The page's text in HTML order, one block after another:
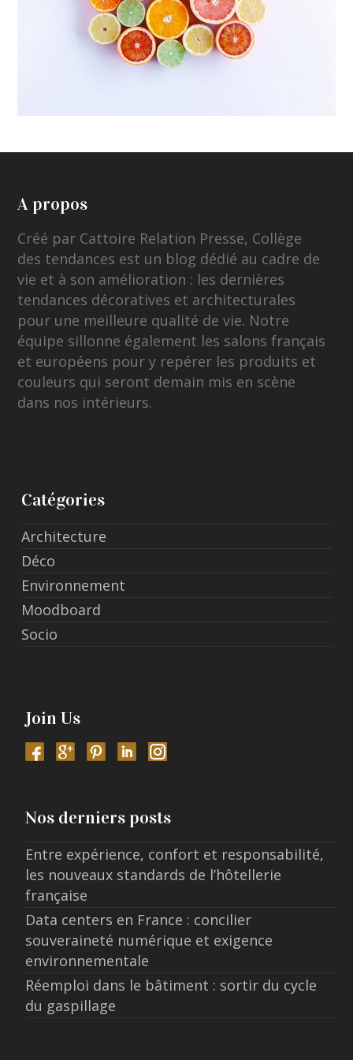
A propos
Créé par Cattoire Relation Presse, Collège
des tendances est un blog dédié au cadre de
vie et à son amélioration : les dernières
tendances décoratives et architecturales
pour une meilleure qualité de vie. Notre
équipe sillonne également les salons français
et européens pour y repérer les produits et
couleurs qui seront demain mis en scène
dans nos intérieurs.
Catégories
Architecture
Déco
Environnement
Moodboard
Socio
Join Us
Nos derniers posts
Entre expérience, confort et responsabilité,
les nouveaux standards de l’hôtellerie
française
Data centers en France : concilier
souveraineté numérique et exigence
environnementale
Réemploi dans le bâtiment : sortir du cycle
du gaspillage